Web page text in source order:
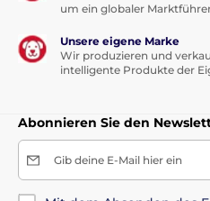
Der
wasserdichten
um ein globaler
Unsere eigene Marke
Wir produzieren und
intelligente Produkte der
Abonnieren Sie den
Gib deine E-Mail hier ein